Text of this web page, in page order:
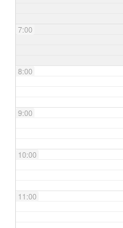
7:00
8:00
9:00
10:00
11:00